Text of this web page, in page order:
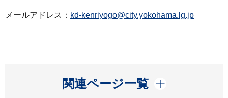
メールアドレス： kd-kenriyogo@city.yokohama.lg.jp
関連ページ一覧
開く